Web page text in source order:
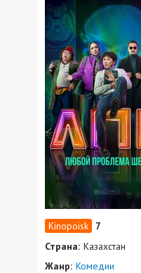
7
Страна: Казахстан
Жанр: Комедии